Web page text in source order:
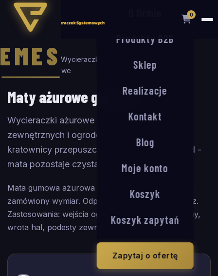
EMES
0
Produkty B2B
Sklep
Realizacje
Kontakt
Blog
Moje konto
Koszyk
Koszyk zapytań
Zapytaj o ofertę
Strona główna / Wycieraczki systemowe
Ażurowe
Maty ażurowe gumowe
Wycieraczki ażurowe gumowe do wejść
zewnętrznych i ogrodowych. Struktura
kratownicy przepuszcza błoto i wodę na spód -
mata pozostaje czysta, a wejście schludne.
Mata gumowa ażurowa dostępna z rolki, cięta na
zamówiony wymiar. Odporna na UV, mróz i deszcz.
Zastosowania: wejścia ogrodowe, tarasy, magazyny,
wrota hal, podesty zewnętrzne.